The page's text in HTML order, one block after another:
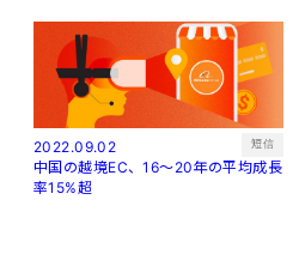
2022.09.02 短信
中国の越境EC、16～20年の平均成長
率15%超